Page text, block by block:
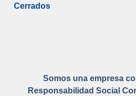
Somos una empresa
Responsabilidad Social
Cerrados